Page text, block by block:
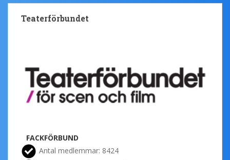
Teaterförbundet
FACKFÖRBUND
Antal medlemmar: 8424